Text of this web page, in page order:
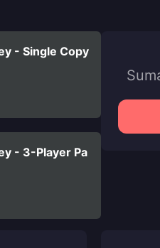
- Single Copy
- 3-Player Pa